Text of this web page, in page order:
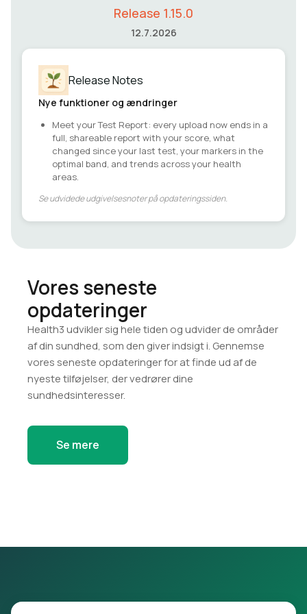
12.7.2026
Release 1.15.0
Release Notes
Nye funktioner og ændringer
Meet your Test Report: every upload now ends in a
full, shareable report with your score, what
changed since your last test, your markers in the
optimal band, and trends across your health
areas.
Se udvidede udgivelsesnoter på opdateringssiden.
Vores seneste
opdateringer
Health3 udvikler sig hele tiden og udvider de områder
af din sundhed, som den giver indsigt i. Gennemse
vores seneste opdateringer for at finde ud af de
nyeste tilføjelser, der vedrører dine
sundhedsinteresser.
Se mere